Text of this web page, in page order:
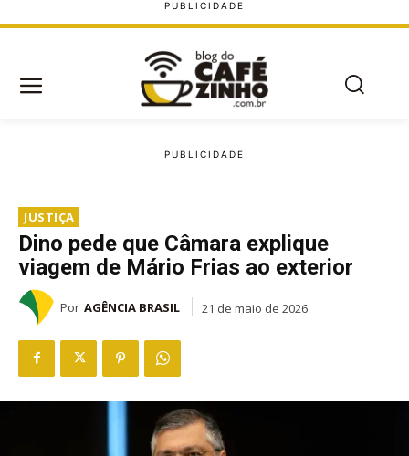
JUSTIÇA
Dino pede que Câmara explique
viagem de Mário Frias ao exterior
Por AGÊNCIA BRASIL 21 de maio de 2026